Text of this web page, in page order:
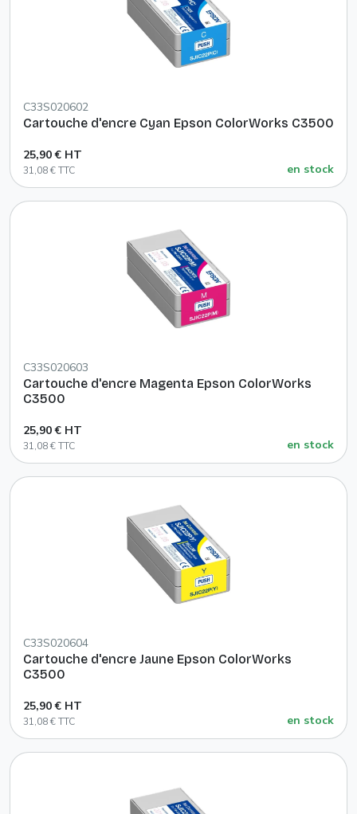
C33S020602
Cartouche d'encre Cyan Epson ColorWorks C3500
25,90 € HT
31,08 € TTC en stock
C33S020603
Cartouche d'encre Magenta Epson ColorWorks
C3500
25,90 € HT
31,08 € TTC en stock
C33S020604
Cartouche d'encre Jaune Epson ColorWorks
C3500
25,90 € HT
31,08 € TTC en stock